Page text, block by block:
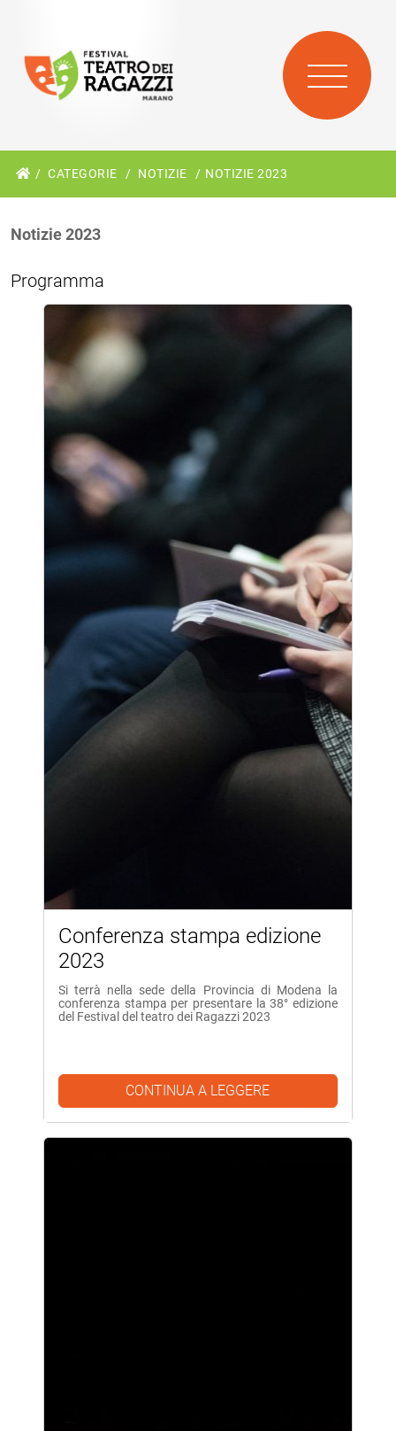
CATEGORIE NOTIZIE NOTIZIE 2023
Notizie 2023
Programma
Conferenza stampa edizione
2023
Si terrà nella sede della Provincia di Modena la
conferenza stampa per presentare la 38° edizione
del Festival del teatro dei Ragazzi 2023
CONTINUA A LEGGERE